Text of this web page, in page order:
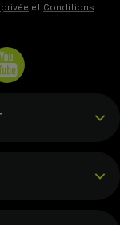
et Conditions